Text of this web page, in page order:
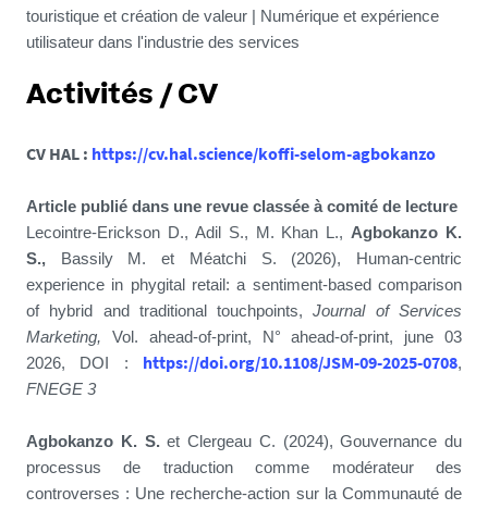
touristique et création de valeur | Numérique et expérience
utilisateur dans l'industrie des services
Activités / CV
CV HAL : https://cv.hal.science/koffi-selom-agbokanzo
Article publié dans une revue classée à comité de lecture
Lecointre-Erickson D., Adil S., M. Khan L., Agbokanzo K.
S., Bassily M. et Méatchi S. (2026), Human-centric
experience in phygital retail: a sentiment-based comparison
of hybrid and traditional touchpoints,Journal of Services
Marketing, Vol. ahead-of-print, N° ahead-of-print, june 03
2026, DOI :
https://doi.org/10.1108/JSM-09-2025-0708,
FNEGE 3
Agbokanzo K. S.et Clergeau C. (2024), Gouvernance du
processus de traduction comme modérateur des
controverses : Une recherche-action sur la Communauté de